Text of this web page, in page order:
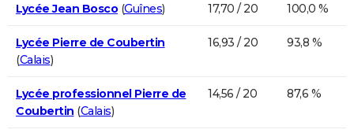
Lycée Jean Bosco (Guînes) 17,70 / 20 100,0 %
Lycée Pierre de Coubertin
(Calais)
16,93 / 20 93,8 %
Lycée professionnel Pierre de
Coubertin (Calais)
14,56 / 20 87,6 %